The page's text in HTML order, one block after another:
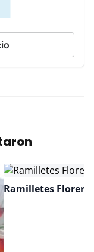
Ramilletes Floreria